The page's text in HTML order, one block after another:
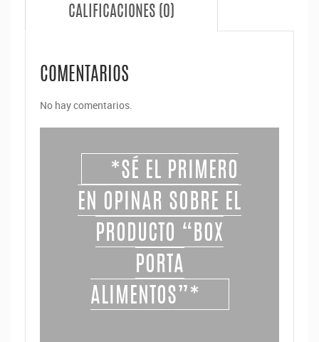
CALIFICACIONES (0)
COMENTARIOS
No hay comentarios.
*SÉ EL PRIMERO
EN OPINAR SOBRE EL
PRODUCTO “BOX
PORTA
ALIMENTOS”*